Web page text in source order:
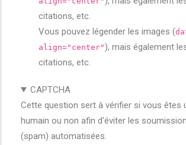
citations, etc.
Vous pouvez légender les images (
align="center"), mais également
citations, etc.
CAPTCHA
Cette question sert à vérifier si vous êtes
humain ou non afin d'éviter les
(spam) automatisées.